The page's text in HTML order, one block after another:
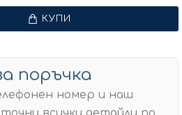
КУПИ
поръчка
номер и наш